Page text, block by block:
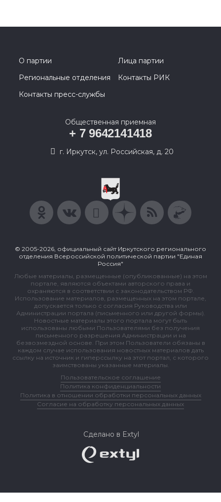
О партии
Лица партии
Региональные отделения
Контакты РИК
Контакты пресс-службы
Общественная приемная
+ 7 9642141418
г. Иркутск, ул. Российская, д. 20
© 2005-2026, официальный сайт Иркутского регионального
отделения Всероссийской политической партии "Единая
Россия"
Любые материалы, размещенные (опубликованные) на этом
портале, являются объектами авторского права и
охраняются в соответствии с законодательством РФ.
Использование материалов, размещенных на этом портале,
допускается только с согласия Руководства или
Администрации портала (письменного или другой формы).
Новостные материалы этого портала могут быть
использованы любыми Пользователями без получения
письменного разрешения Администрации и на
безвозмездной основе. При этом Пользователи обязаны в
каждом случае использования новостных материалов дать
ссылку на источник и гиперссылку на этот портал, с которого
заимствованы указанные материалы.
Пользовательское соглашение
Политика конфиденциальности
Политика в отношении обработки персональных данных
Согласие на обработку персональных данных
Сделано в Extyl